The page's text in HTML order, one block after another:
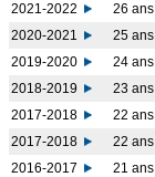
2021-2022
26 ans
2020-2021
25 ans
2019-2020
24 ans
2018-2019
23 ans
2017-2018
22 ans
2017-2018
22 ans
2016-2017
21 ans